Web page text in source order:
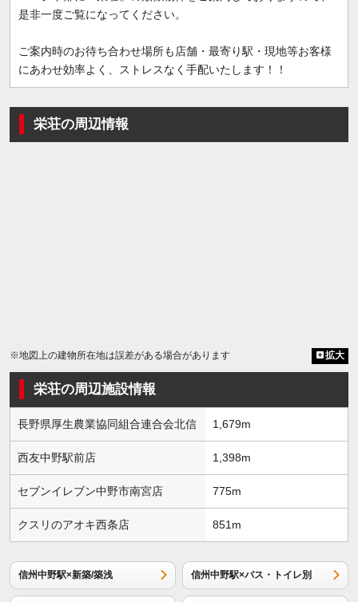
是非一度ご覧になってください。
ご案内時のお待ち合わせ場所も店舗・最寄り駅・現地等お客様
にあわせ効率よく、ストレスなく手配いたします！！
栄荘の周辺情報
※地図上の建物所在地は誤差がある場合があります 拡大
栄荘の周辺施設情報
長野県厚生農業協同組合連合会北信 1,679m
西友中野駅前店 1,398m
セブンイレブン中野市南宮店 775m
クスリのアオキ西条店 851m
信州中野駅×新築/築浅 信州中野駅×バス・トイレ別